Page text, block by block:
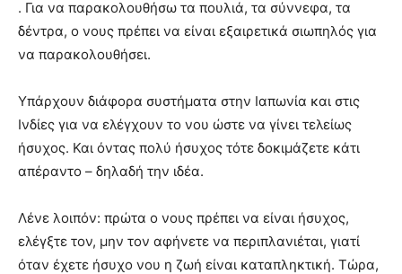
. Για να παρακολουθήσω τα πουλιά, τα σύννεφα, τα
δέντρα, ο νους πρέπει να είναι εξαιρετικά σιωπηλός για
να παρακολουθήσει.
Υπάρχουν διάφορα συστήματα στην Ιαπωνία και στις
Ινδίες για να ελέγχουν το νου ώστε να γίνει τελείως
ήσυχος. Και όντας πολύ ήσυχος τότε δοκιμάζετε κάτι
απέραντο – δηλαδή την ιδέα.
Λένε λοιπόν: πρώτα ο νους πρέπει να είναι ήσυχος,
ελέγξτε τον, μην τον αφήνετε να περιπλανιέται, γιατί
όταν έχετε ήσυχο νου η ζωή είναι καταπληκτική. Τώρα,